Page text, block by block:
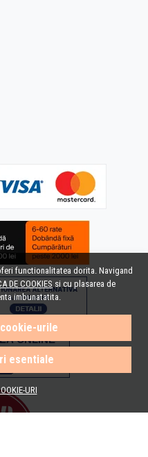
functionalitatea dorita. Navigand
DE COOKIES si cu plasarea de
imbunatatita.
urile
esentiale
URI